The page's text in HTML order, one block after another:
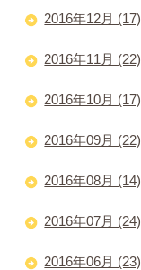
2016年12月 (17)
2016年11月 (22)
2016年10月 (17)
2016年09月 (22)
2016年08月 (14)
2016年07月 (24)
2016年06月 (23)